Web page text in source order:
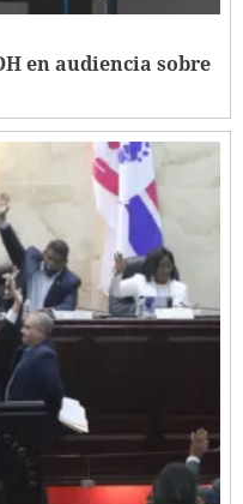
en audiencia sobre